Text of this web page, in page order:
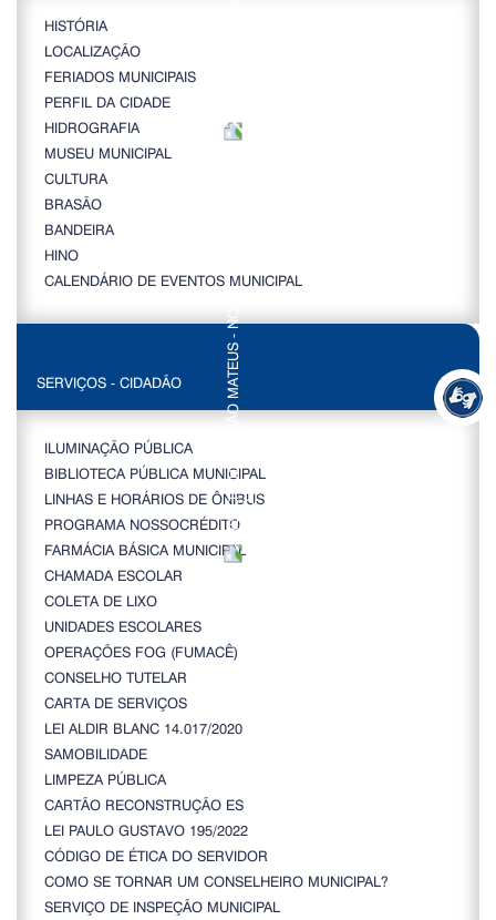
HISTÓRIA
LOCALIZAÇÃO
FERIADOS MUNICIPAIS
PERFIL DA CIDADE
HIDROGRAFIA
MUSEU MUNICIPAL
CULTURA
BRASÃO
BANDEIRA
HINO
CALENDÁRIO DE EVENTOS MUNICIPAL
SERVIÇOS - CIDADÃO
ILUMINAÇÃO PÚBLICA
BIBLIOTECA PÚBLICA MUNICIPAL
LINHAS E HORÁRIOS DE ÔNIBUS
PROGRAMA NOSSOCRÉDITO
FARMÁCIA BÁSICA MUNICIPAL
CHAMADA ESCOLAR
COLETA DE LIXO
UNIDADES ESCOLARES
OPERAÇÕES FOG (FUMACÊ)
CONSELHO TUTELAR
CARTA DE SERVIÇOS
LEI ALDIR BLANC 14.017/2020
SAMOBILIDADE
LIMPEZA PÚBLICA
CARTÃO RECONSTRUÇÃO ES
LEI PAULO GUSTAVO 195/2022
CÓDIGO DE ÉTICA DO SERVIDOR
COMO SE TORNAR UM CONSELHEIRO MUNICIPAL?
SERVIÇO DE INSPEÇÃO MUNICIPAL